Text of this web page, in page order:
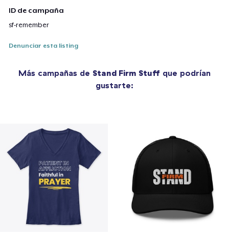
ID de campaña
sf-remember
Denunciar esta listing
Más campañas de Stand Firm Stuff que podrían
gustarte: